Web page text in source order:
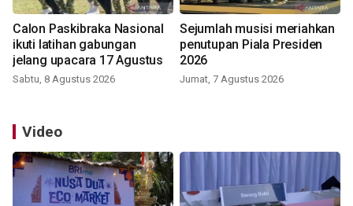
Calon Paskibraka Nasional
ikuti latihan gabungan
jelang upacara 17 Agustus
Sabtu, 8 Agustus 2026
Sejumlah musisi meriahkan
penutupan Piala Presiden
2026
Jumat, 7 Agustus 2026
Video